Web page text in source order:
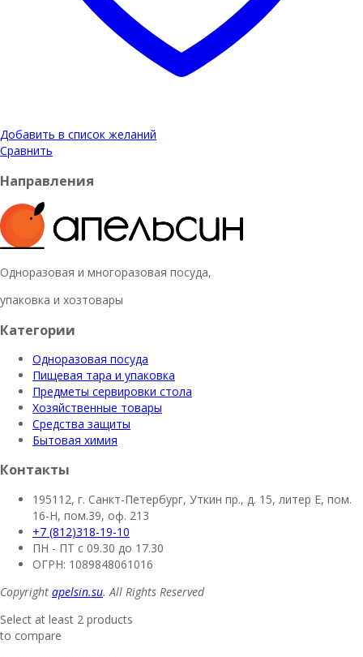
Добавить в список желаний
Сравнить
Направления
Одноразовая и многоразовая посуда,
упаковка и хозтовары
Категории
Одноразовая посуда
Пищевая тара и упаковка
Предметы сервировки стола
Хозяйственные товары
Средства защиты
Бытовая химия
Контакты
195112, г. Санкт-Петербург, Уткин пр., д. 15, литер Е, пом.
16-Н, пом.39, оф. 213
+7 (812)318-19-10
ПН - ПТ с 09.30 до 17.30
ОГРН: 1089848061016
Copyright apelsin.su. All Rights Reserved
Select at least 2 products
to compare